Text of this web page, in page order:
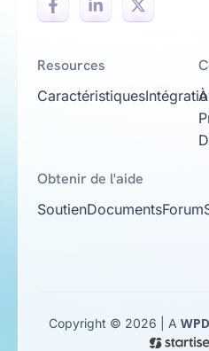
Resources
Caractéristiques
À
Obtenir de l'aide
SoutienDocumentsForum
Copyright © 2026 | A